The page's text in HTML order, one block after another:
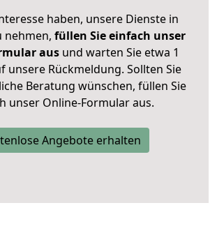
haben, unsere Dienste in
nehmen, füllen Sie einfach unser
ausund warten Sie etwa 1
unsere Rückmeldung. Sollten Sie
Beratung wünschen, füllen Sie
unser Online-Formular aus.
Angebote erhalten